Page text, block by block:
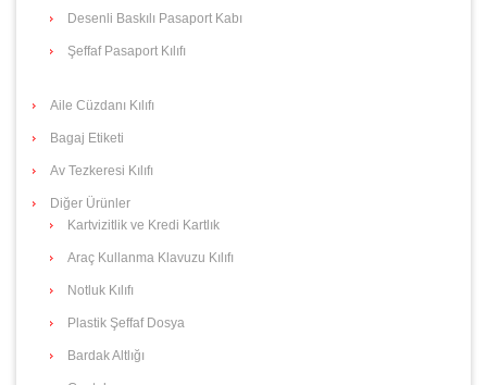
Desenli Baskılı Pasaport Kabı
Şeffaf Pasaport Kılıfı
Aile Cüzdanı Kılıfı
Bagaj Etiketi
Av Tezkeresi Kılıfı
Diğer Ürünler
Kartvizitlik ve Kredi Kartlık
Araç Kullanma Klavuzu Kılıfı
Notluk Kılıfı
Plastik Şeffaf Dosya
Bardak Altlığı